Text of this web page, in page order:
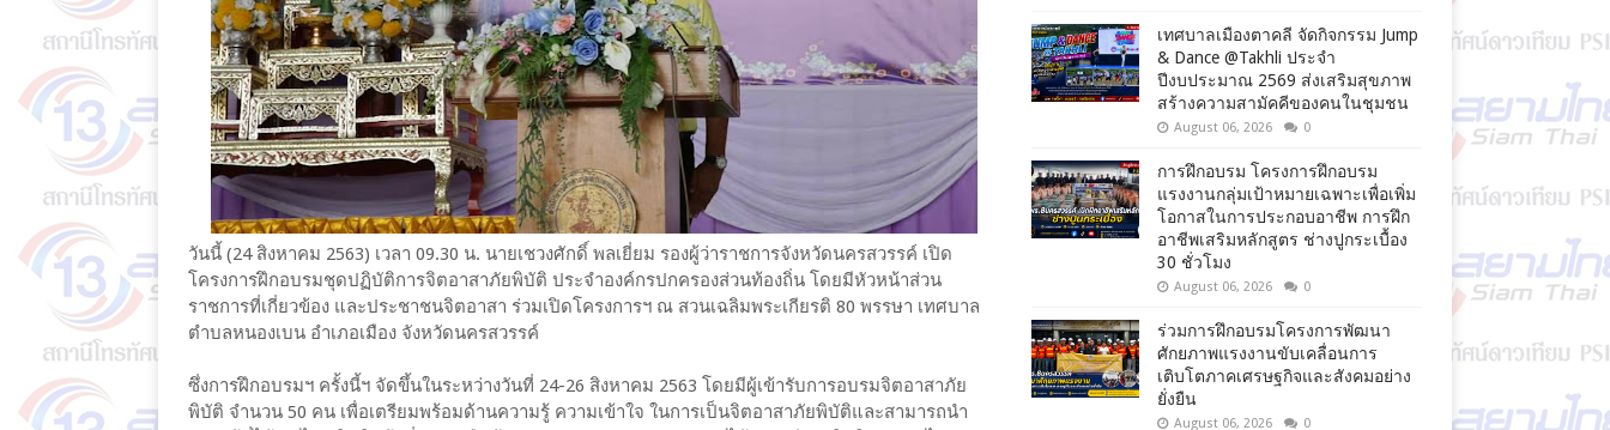
วันนี้ (24 สิงหาคม 2563) เวลา 09.30 น. นายเชวงศักดิ์ พลเยี่ยม รองผู้ว่าราชการจังหวัดนครสวรรค์ เปิด
โครงการฝึกอบรมชุดปฏิบัติการจิตอาสาภัยพิบัติ ประจําองค์กรปกครองส่วนท้องถิ่น โดยมีหัวหน้าส่วน
ราชการที่เกี่ยวข้อง และประชาชนจิตอาสา ร่วมเปิดโครงการฯ ณ สวนเฉลิมพระเกียรติ 80 พรรษา เทศบาล
ตำบลหนองเบน อำเภอเมือง จังหวัดนครสวรรค์
ซึ่งการฝึกอบรมฯ ครั้งนี้ฯ จัดขึ้นในระหว่างวันที่ 24-26 สิงหาคม 2563 โดยมีผู้เข้ารับการอบรมจิตอาสาภัย
พิบัติ จำนวน 50 คน เพื่อเตรียมพร้อมด้านความรู้ ความเข้าใจ ในการเป็นจิตอาสาภัยพิบัติและสามารถนำ
เทศบาลเมืองตาคลี จัดกิจกรรม Jump
& Dance @Takhli ประจำ
ปีงบประมาณ 2569 ส่งเสริมสุขภาพ
สร้างความสามัคคีของคนในชุมชน
August 06, 2026 0
การฝึกอบรม โครงการฝึกอบรม
แรงงานกลุ่มเป้าหมายเฉพาะเพื่อเพิ่ม
โอกาสในการประกอบอาชีพ การฝึก
อาชีพเสริมหลักสูตร ช่างปูกระเบื้อง
30 ชั่วโมง
August 06, 2026 0
ร่วมการฝึกอบรมโครงการพัฒนา
ศักยภาพแรงงานขับเคลื่อนการ
เติบโตภาคเศรษฐกิจและสังคมอย่าง
ยั่งยืน
August 06, 2026 0